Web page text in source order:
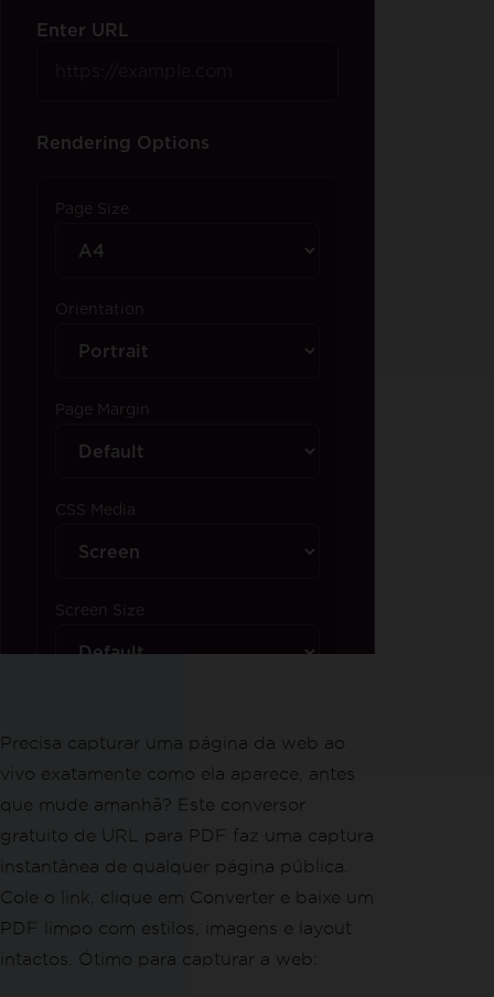
Precisa capturar uma página da web ao
vivo exatamente como ela aparece, antes
que mude amanhã? Este conversor
gratuito de URL para PDF faz uma captura
instantânea de qualquer página pública.
Cole o link, clique em Converter e baixe um
PDF limpo com estilos, imagens e layout
intactos. Ótimo para capturar a web: